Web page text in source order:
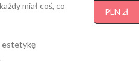
miał coś, co
estetykę
PLN zł